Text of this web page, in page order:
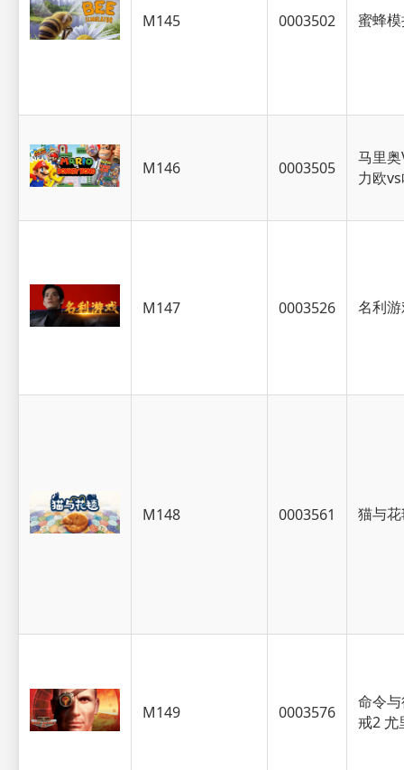
M145 0003502 蜜蜂
M146 0003505
马里
力欧
M147 0003526 名利
M148 0003561 猫与
M149 0003576
命令
戒2 尤